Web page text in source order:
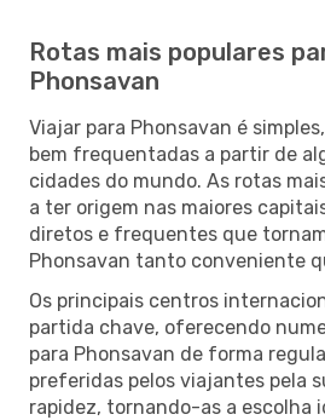
Rotas mais populares
Phonsavan
Viajar para Phonsavan é
bem frequentadas a partir de
cidades do mundo. As rotas
a ter origem nas maiores
diretos e frequentes que
Phonsavan tanto conveniente
Os principais centros
partida chave, oferecendo
para Phonsavan de forma
preferidas pelos viajantes pela
rapidez, tornando-as a escolha